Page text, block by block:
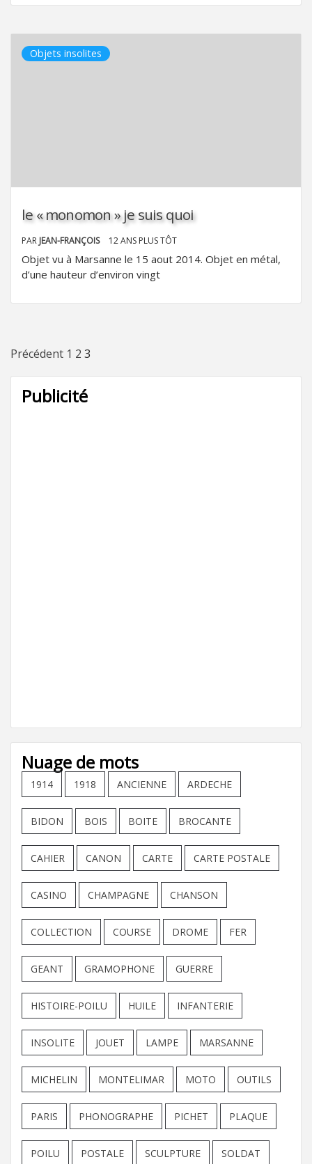
Objets insolites
le « monomon » je suis quoi
PAR JEAN-FRANÇOIS 12 ANS PLUS TÔT
Objet vu à Marsanne le 15 aout 2014. Objet en métal,
d’une hauteur d’environ vingt
Pagination
des
Précédent 1 2 3
Publicité
Nuage de mots
1914 1918 ANCIENNE ARDECHE
BIDON BOIS BOITE BROCANTE
CAHIER CANON CARTE CARTE POSTALE
CASINO CHAMPAGNE CHANSON
COLLECTION COURSE DROME FER
GEANT GRAMOPHONE GUERRE
HISTOIRE-POILU HUILE INFANTERIE
INSOLITE JOUET LAMPE MARSANNE
MICHELIN MONTELIMAR MOTO OUTILS
PARIS PHONOGRAPHE PICHET PLAQUE
POILU POSTALE SCULPTURE SOLDAT